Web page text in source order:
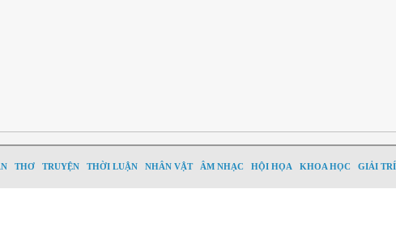
THƠ TRUYỆN THỜI LUẬN NHÂN VẬT ÂM NHẠC HỘI HỌA KHOA HỌC GIẢI TRÍ